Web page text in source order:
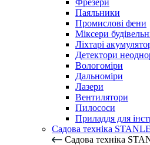
Фрезери
Паяльники
Промислові фени
Міксери
Ліхтарі
Детектори
Вологоміри
Дальноміри
Лазери
Вентилятори
Пилососи
Приладдя для
Садова техніка
Садова техніка